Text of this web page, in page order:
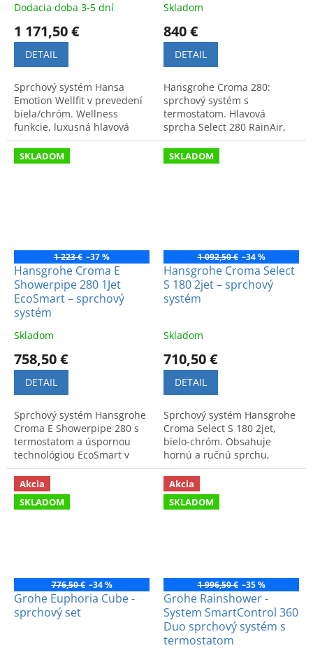
Dodacia doba 3-5 dní
1 171,50 €
DETAIL
Sprchový systém Hansa
Emotion Wellfit v prevedení
biela/chróm. Wellness
funkcie, luxusná hlavová
sprcha a moderný dizajn pre
vašu kúpeľňu.
Skladom
840 €
DETAIL
Hansgrohe Croma 280:
sprchový systém s
termostatom. Hlavová
sprcha Select 280 RainAir,
priemer 28 cm, otočné
rameno. Kód produktu:
26794000.
SKLADOM
1 223 € –37 %
Hansgrohe Croma E
Showerpipe 280 1Jet
EcoSmart – sprchový
systém
Skladom
758,50 €
DETAIL
Sprchový systém Hansgrohe
Croma E Showerpipe 280 s
termostatom a úspornou
technológiou EcoSmart v
chrómovom prevedení.
SKLADOM
1 092,50 € –34 %
Hansgrohe Croma Select
S 180 2jet – sprchový
systém
Skladom
710,50 €
DETAIL
Sprchový systém Hansgrohe
Croma Select S 180 2jet,
bielo-chróm. Obsahuje
hornú a ručnú sprchu,
hadicu Isiflex 1,6 m a
podložku pod tyč.
Akcia
SKLADOM
776,50 € –34 %
Grohe Euphoria Cube -
sprchový set
Akcia
SKLADOM
1 996,50 € –35 %
Grohe Rainshower -
System SmartControl 360
Duo sprchový systém s
termostatom